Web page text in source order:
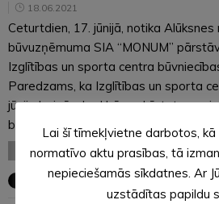
18.06.2021
Ceturtdien, 17. jūnijā, notika
būvuzņēmuma SIA “MONUM”
Izglītības un sporta centra
Paredzams, ka Izglītības un sporta
jūnija beigās, kad būs sakārtota
būvdarbu uzsākšanai un pašvaldība
LASĪT VISU
Lai šī tīmekļvietne darbotos,
normatīvo aktu prasības, tā
nepieciešamās sīkdatnes. Ar
uzstādītas papildu